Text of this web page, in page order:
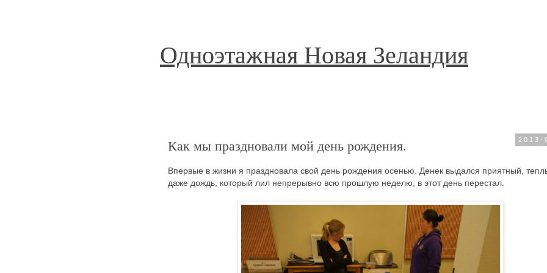
Одноэтажная Новая Зеландия
2013-
Как мы праздновали мой день рождения.
Впервые в жизни я праздновала свой день рождения осенью. Денек выдался приятный,
даже дождь, который лил непрерывно всю прошлую неделю, в этот день перестал.